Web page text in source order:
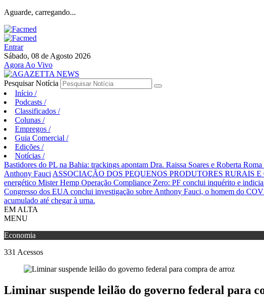
Aguarde, carregando...
Entrar
Sábado, 08 de Agosto 2026
Agora Ao Vivo
Pesquisar Notícia
Início /
Podcasts /
Classificados /
Colunas /
Empregos /
Guia Comercial /
Edições /
Notícias /
Bastidores do PL na Bahia: trackings apontam Dra. Raissa Soares e Roberta
Anthony Fauci ASSOCIAÇÃO DOS PEQUENOS PRODUTORES RURAIS
energético Mister Hemp Operação Compliance Zero: PF conclui inquérito e
Congresso dos EUA conclui investigação sobre Anthony Fauci, o homem do
acumulado até chegar à urna.
EM ALTA
MENU
Economia
331 Acessos
Liminar suspende leilão do governo federal para